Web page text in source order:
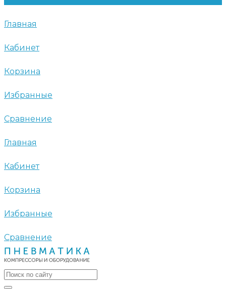
Главная
Кабинет
Корзина
Избранные
Сравнение
Главная
Кабинет
Корзина
Избранные
Сравнение